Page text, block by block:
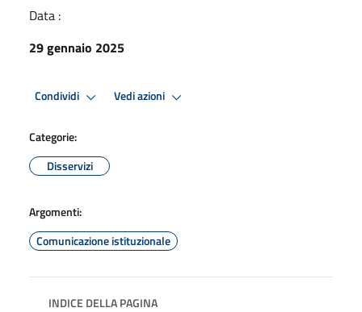
Data :
29 gennaio 2025
Condividi Vedi azioni
Categorie:
Disservizi
Argomenti:
Comunicazione istituzionale
INDICE DELLA PAGINA